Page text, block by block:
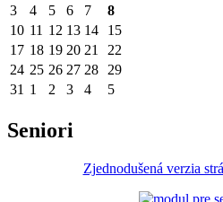
3
4 5 6 7 8
10 11 12 13 14 15
17 18 19 20 21 22
24 25 26 27 28 29
31 1 2 3 4 5
Seniori
Zjednodušená verzia